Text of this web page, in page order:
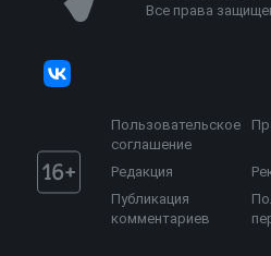
Все права
Пользовательское
соглашение
Редакция
Публикация
комментариев